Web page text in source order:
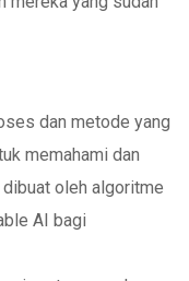
dan metode yang
memahami dan
oleh algoritme
AI bagi